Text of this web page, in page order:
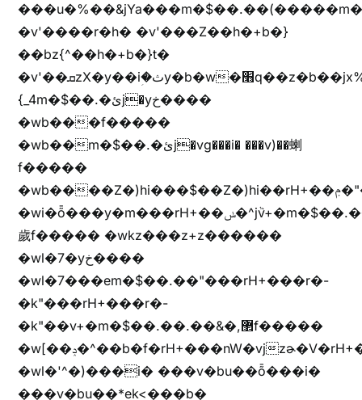
�v'����r�h� �v'���Z��h�+b�}
��bz{^��h�+b�}t�
�v'��ܩzX�y��iؚ�ثy�b�w�׫q��z�b��jx%
{_4m�$��.�ئj�yخ����
�wb���f�����
�wb��m�$��.�ئj�vg���i� ���v)��蝲
f�����
�wb����Z�)hi���$��Z�)hi��rH+��ݦ�"�*'��b�f�rH+��ݦ�"�*'�f�����
�wi�ȭ���y�m���rH+��ݭ�^jٞv+�m�$��.��ޥ
歲f����� �wkz���z+z������
�wl�7�yخ����
�wl�7���em�$��.��"���rH+���r�-
�k"���rH+���r�-
�k"��v+�m�$��.��.��&�,޲f�����
�w[��ݚ�^��b�f�rH+���nW�vjzɚ�V�rH+���nW�vjzz'y���
�wl�'^�)���i� ���v�bu��ȭ���i�
���v�bu��*ek<���b�